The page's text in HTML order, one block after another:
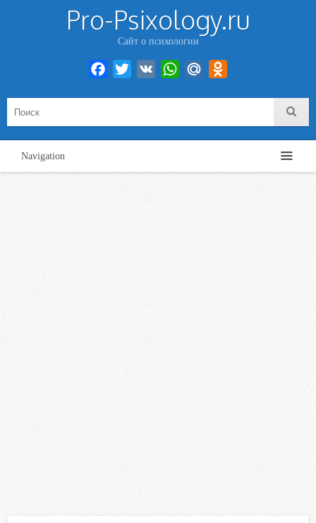
Pro-Psixology.ru
Сайт о психологии
Facebook
Twitter VK WhatsAppMail.Ru
Navigation